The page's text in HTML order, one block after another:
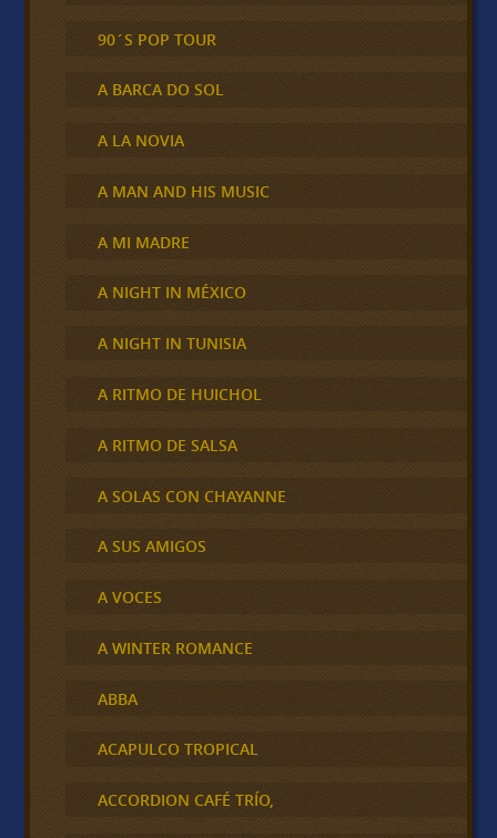
90´S POP TOUR
A BARCA DO SOL
A LA NOVIA
A MAN AND HIS MUSIC
A MI MADRE
A NIGHT IN MÉXICO
A NIGHT IN TUNISIA
A RITMO DE HUICHOL
A RITMO DE SALSA
A SOLAS CON CHAYANNE
A SUS AMIGOS
A VOCES
A WINTER ROMANCE
ABBA
ACAPULCO TROPICAL
ACCORDION CAFÉ TRÍO,